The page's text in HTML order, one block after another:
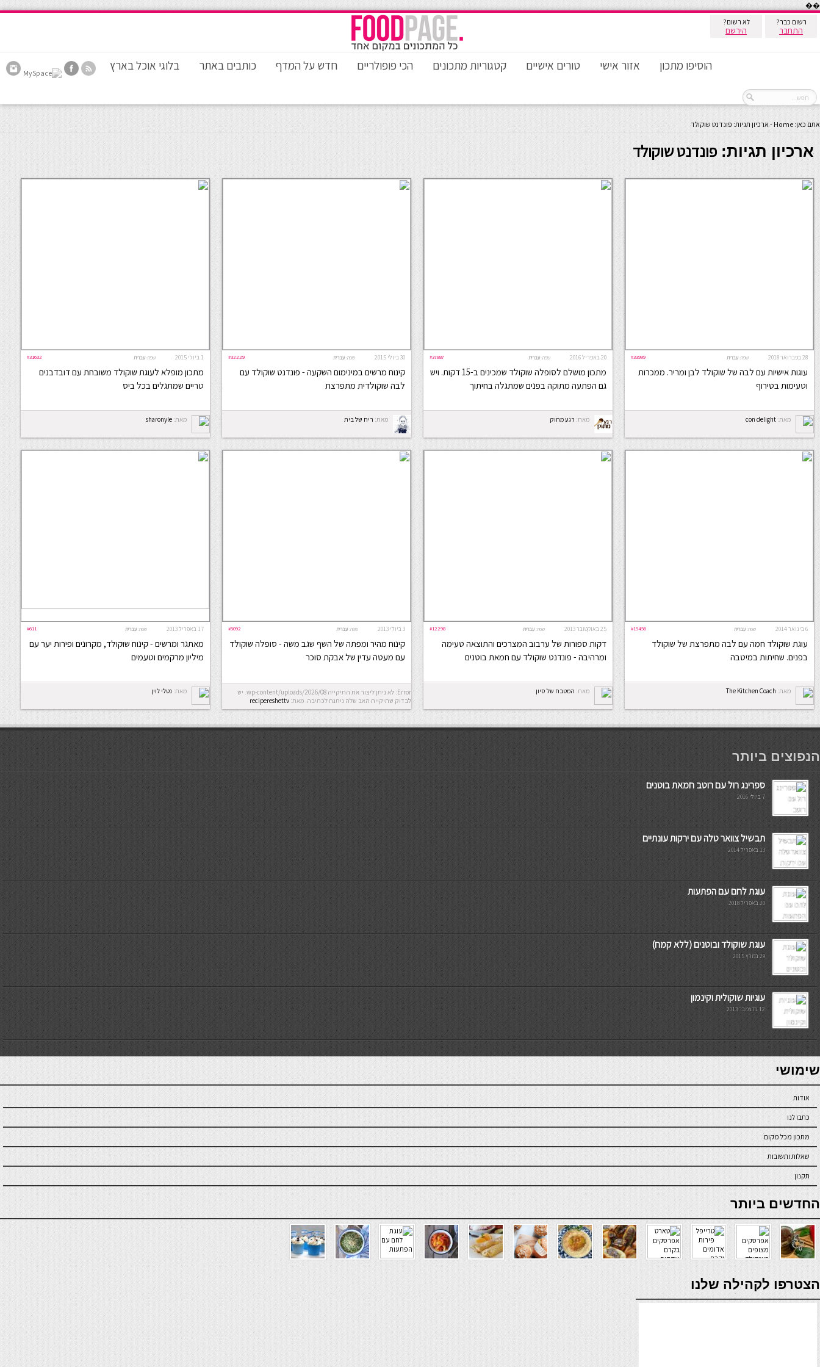
��
רשום כבר?
התחבר
לא רשום?
הירשם
הוסיפו מתכון אזור אישי טורים אישיים קטגוריות מתכונים הכי פופולריים חדש על המדף כותבים באתר בלוגי אוכל בארץ
אתם כאן: Home
-ארכיון תגיות: פונדנט שוקולד
ארכיון תגיות:פונדנט שוקולד
28 בפברואר 2018 #33999 שפה: עברית
עוגות אישיות עם לבה של שוקולד לבן ומריר. ממכרות
וטעימות בטירוף
מאת: con delight
20 באפריל 2016 #37887 שפה: עברית
מתכון מושלם לסופלה שוקולד שמכינים ב-15 דקות. ויש
גם הפתעה מתוקה בפנים שמתגלה בחיתוך
מאת: רגע מתוק
30 ביולי 2015 #32229 שפה: עברית
קינוח מרשים במינימום השקעה - פונדנט שוקולד עם
לבה שוקולדית מתפרצת
מאת: ריח של בית
1 ביולי 2015 #31632 שפה: עברית
מתכון מופלא לעוגת שוקולד משובחת עם דובדבנים
טריים שמתגלים בכל ביס
מאת: sharonyle
6 בינואר 2014 #15456 שפה: עברית
עוגת שוקולד חמה עם לבה מתפרצת של שוקולד
בפנים. שחיתות במיטבה
מאת: The Kitchen Coach
25 באוקטובר 2013 #12298 שפה: עברית
דקות ספורות של ערבוב המצרכים והתוצאה טעימה
ומרהיבה - פונדנט שוקולד עם חמאת בוטנים
מאת: המטבח של סיון
3 ביולי 2013 #5092 שפה: עברית
קינוח מהיר ומפתה של השף שגב משה - סופלה שוקולד
עם מעטה עדין של אבקת סוכר
Error: לא ניתן ליצור את התיקייה wp-content/uploads/2026/08. יש
לבדוק שתיקיית האב שלה ניתנת לכתיבה. מאת: recipereshettv
17 באפריל 2013 #611 שפה: עברית
מאתגר ומרשים - קינוח שוקולד, מקרונים ופירות יער עם
מיליון מרקמים וטעמים
מאת: נטלי לוין
мостбет кг
הנפוצים ביותר
ספרינג רול עם רוטב חמאת בוטנים
7 ביולי 2016
תבשיל צוואר טלה עם ירקות עונתיים
13 באפריל 2014
עוגת לחם עם הפתעות
20 באפריל 2018
עוגת שוקולד ובוטנים (ללא קמח)
29 במרץ 2015
עוגיות שוקולית וקינמון
12 בדצמבר 2013
7slots
seriöse online casinos österreich
שימושי
אודות
כתבו לנו
מתכון מכל מקום
שאלות ותשובות
תקנון
online casino
החדשים ביותר
verde casino
הצטרפו לקהילה שלנו